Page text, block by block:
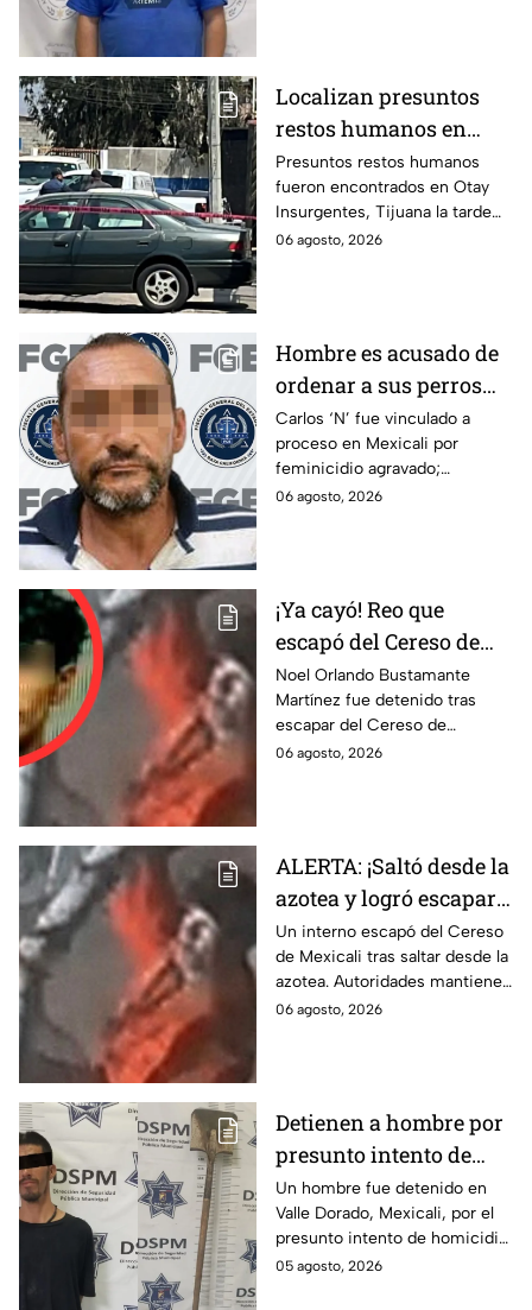
Localizan presuntos
restos humanos en
vivienda de Otay
Insurgentes en Tijuana
Presuntos restos humanos
fueron encontrados en Otay
Insurgentes, Tijuana la tarde
de este jueves; siguen las
06 agosto, 2026
Hombre es acusado de
ordenar a sus perros
atacar a su hermana
con discapacidad
auditiva en Mexicali; lo
procesan por
Carlos ‘N’ fue vinculado a
proceso en Mexicali por
feminicidio agravado;
autoridades señalan un
06 agosto, 2026
¡Ya cayó! Reo que
escapó del Cereso de
Mexicali es detenido
tras operativo hoy 6 de
agosto
Noel Orlando Bustamante
Martínez fue detenido tras
escapar del Cereso de
Mexicali. Autoridades
06 agosto, 2026
ALERTA: ¡Saltó desde la
azotea y logró escapar!
Reo burla la seguridad
del Cereso de Mexicali
y continúa prófugo ⚠️
Un interno escapó del Cereso
de Mexicali tras saltar desde la
azotea. Autoridades mantienen
un operativo para localizarlo.
06 agosto, 2026
Detienen a hombre por
presunto intento de
homicidio con una pala
en Mexicali; habría
atacado a otro mientras
dormía
Un hombre fue detenido en
Valle Dorado, Mexicali, por el
presunto intento de homicidio
de otro con una pala. La
05 agosto, 2026